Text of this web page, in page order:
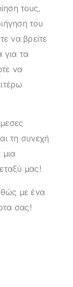
τους,
του
να βρείτε
για τα
να
τη συνεχή
μας!
με ένα
σας!